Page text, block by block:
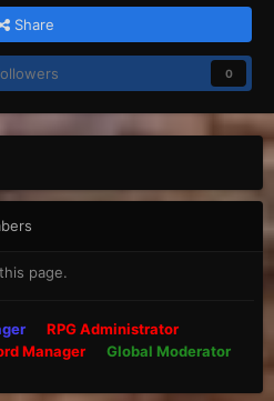
Share
0
page.
RPG Administrator
Manager
Global Moderator